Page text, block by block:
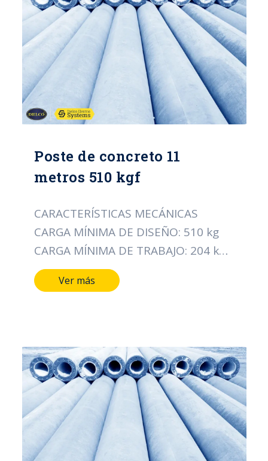
NORMA: ICONTEC 1329
CERTIFICACIÓN: RETIE
Poste de concreto 11
metros 510 kgf
CARACTERÍSTICAS MECÁNICAS
CARGA MÍNIMA DE DISEÑO: 510 kg
CARGA MÍNIMA DE TRABAJO: 204 kg
CARACTERÍSTICAS DIMENSIONALES
LONGITUD DEL POSTE: 11 MTS
TIPO DE ACERO ALAMBRE DE
ESPIRAL: CAL/12 PESO APROXIMADO:
860 Kg NORMA: ICONTEC 1329
CERTIFICACIÓN: RETIE
Ver más